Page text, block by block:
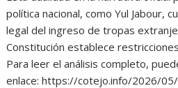
política nacional, como Yul Jabour,
legal del ingreso de tropas
Constitución establece
Para leer el análisis completo,
enlace: https://cotejo.info/2026/